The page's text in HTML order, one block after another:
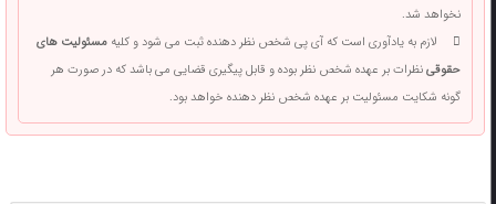
نخواهد شد.
لازم به یادآوری است که آی پی شخص نظر دهنده ثبت می شود و کلیهمسئولیت های
حقوقینظرات بر عهده شخص نظر بوده و قابل پیگیری قضایی می باشد که در صورت هر
گونه شکایت مسئولیت بر عهده شخص نظر دهنده خواهد بود.